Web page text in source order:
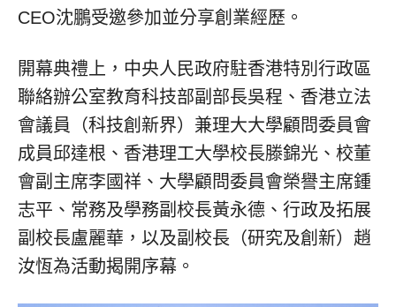
CEO沈鵬受邀參加並分享創業經歷。
開幕典禮上，中央人民政府駐香港特別行政區
聯絡辦公室教育科技部副部長吳程、香港立法
會議員（科技創新界）兼理大大學顧問委員會
成員邱達根、香港理工大學校長滕錦光、校董
會副主席李國祥、大學顧問委員會榮譽主席鍾
志平、常務及學務副校長黃永德、行政及拓展
副校長盧麗華，以及副校長（研究及創新）趙
汝恆為活動揭開序幕。